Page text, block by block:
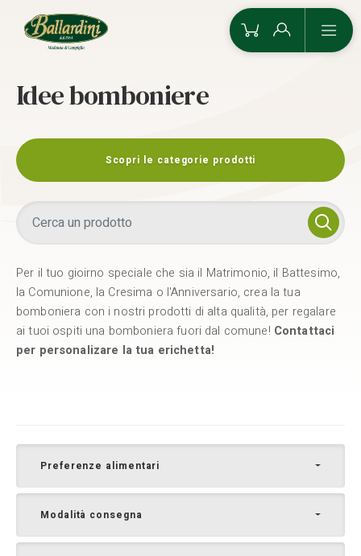
Idee bomboniere
Scopri le categorie prodotti
Per il tuo gioirno speciale che sia il Matrimonio, il Battesimo,
la Comunione, la Cresima o l'Anniversario, crea la tua
bomboniera con i nostri prodotti di alta qualità, per regalare
ai tuoi ospiti una bomboniera fuori dal comune! Contattaci
per personalizare la tua erichetta!
Preferenze alimentari
Modalità consegna